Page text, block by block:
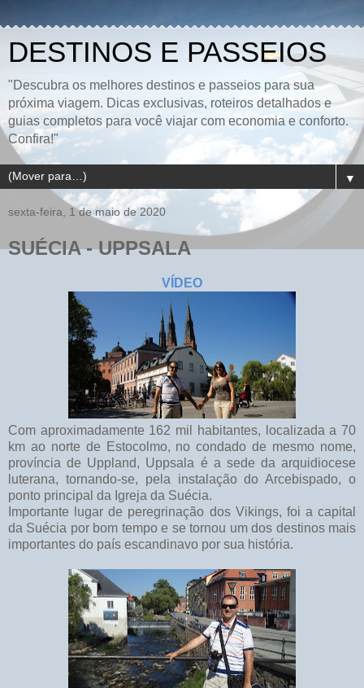
DESTINOS E PASSEIOS
"Descubra os melhores destinos e passeios para sua
próxima viagem. Dicas exclusivas, roteiros detalhados e
guias completos para você viajar com economia e conforto.
Confira!"
▼
sexta-feira, 1 de maio de 2020
SUÉCIA - UPPSALA
VÍDEO
Com aproximadamente 162 mil habitantes, localizada a 70
km ao norte de Estocolmo, no condado de mesmo nome,
província de Uppland, Uppsala é a sede da arquidiocese
luterana, tornando-se, pela instalação do Arcebispado, o
ponto principal da Igreja da Suécia.
Importante lugar de peregrinação dos Vikings, foi a capital
da Suécia por bom tempo e se tornou um dos destinos mais
importantes do país escandinavo por sua história.